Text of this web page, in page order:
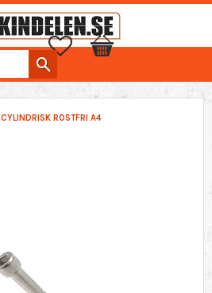
Favoritter
Handlekurv
CYLINDRISK ROSTFRI A4